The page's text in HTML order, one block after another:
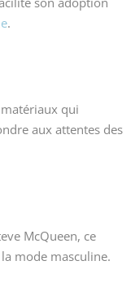
.
qui
aux attentes des
McQueen, ce
mode masculine.